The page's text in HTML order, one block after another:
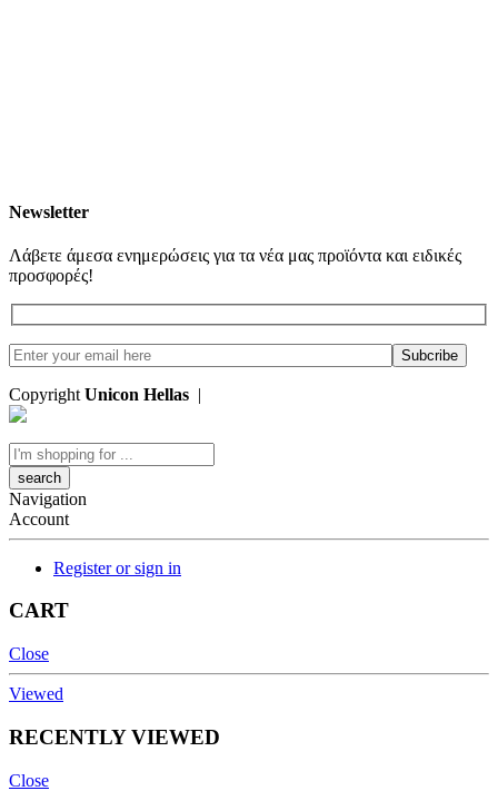
Newsletter
Λάβετε άμεσα ενημερώσεις για τα νέα μας προϊόντα και ειδικές
προσφορές!
Copyright Unicon Hellas |
Search
here
Navigation
Account
Register or sign in
CART
Close
Viewed
RECENTLY VIEWED
Close